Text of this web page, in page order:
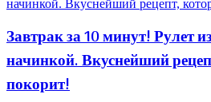
Завтрак за 10 минут! Рулет
начинкой. Вкуснейший
покорит!